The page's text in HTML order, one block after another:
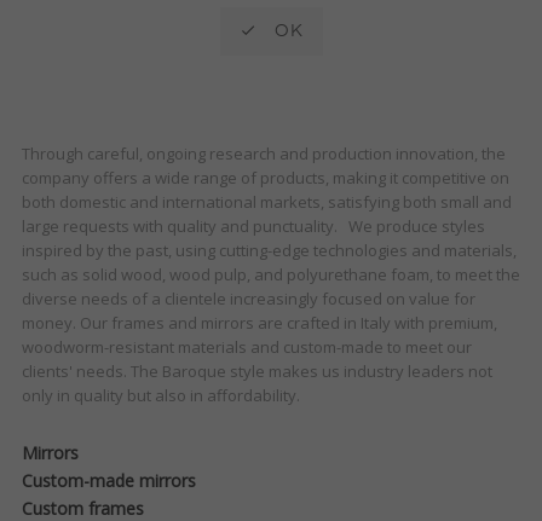
 OK
Through careful, ongoing research and production innovation, the
company offers a wide range of products, making it competitive on
both domestic and international markets, satisfying both small and
large requests with quality and punctuality. We produce styles
inspired by the past, using cutting-edge technologies and materials,
such as solid wood, wood pulp, and polyurethane foam, to meet the
diverse needs of a clientele increasingly focused on value for
money. Our frames and mirrors are crafted in Italy with premium,
woodworm-resistant materials and custom-made to meet our
clients' needs. The Baroque style makes us industry leaders not
only in quality but also in affordability.
Mirrors
Custom-made mirrors
Custom frames